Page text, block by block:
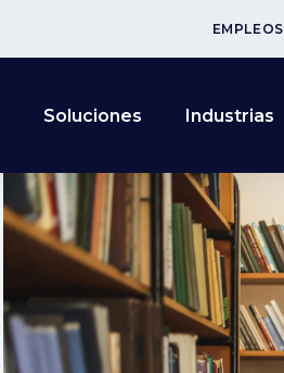
EMPLEOS
Soluciones Industrias